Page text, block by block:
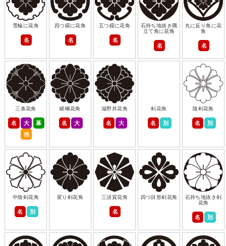
雪輪に花角
名
四つ鐶に花角
名
五つ鐶に花角
名
石持ち地抜き隅
立て角に花角
名
丸に反り角に花
角
名
三条花角
名 大
幕
他
嵯峨花角
名 大
滋野井花角
名 大
剣花角
名 別
陰剣花角
名 別
中陰剣花角
名 別
変り剣花角 三須賀花角
名
四つ目形剣花角
石持ち地抜き剣
花角
名 別